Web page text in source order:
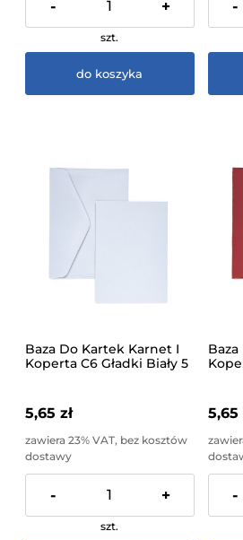
- +
szt.
do koszyka
-
Baza Do Kartek Karnet I
Koperta C6 Gładki Biały 5
5,65 zł
zawiera 23% VAT, bez kosztów
dostawy
- +
szt.
5,65
-